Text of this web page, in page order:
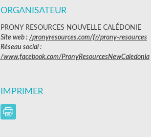
ORGANISATEUR
PRONY RESOURCES NOUVELLE CALÉDONIE
Site web : /pronyresources.com/fr/prony-resources
Réseau social :
/www.facebook.com/PronyResourcesNewCaledonia
IMPRIMER